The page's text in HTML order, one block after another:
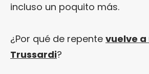
incluso un poquito más.
¿Por qué de repente vuelve
Trussardi?